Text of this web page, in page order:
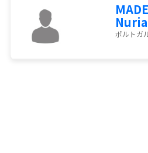
Nuria
ポルトガ